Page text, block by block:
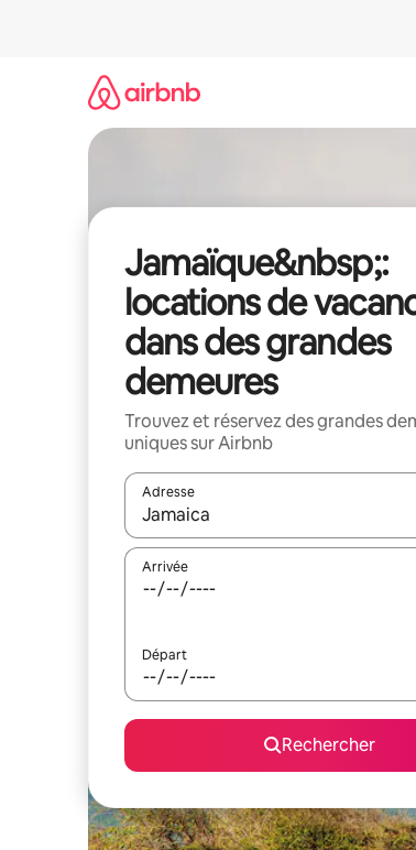
Jamaïque&nbsp;:
locations de
dans des grandes
demeures
Trouvez et réservez des grandes
uniques sur Airbnb
Adresse
Lorsque les résultats s'affichent,
Arrivée
Départ
Rechercher